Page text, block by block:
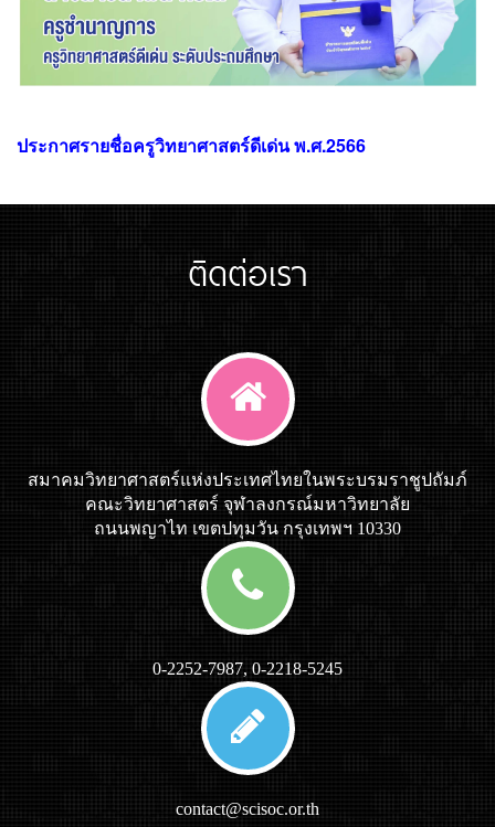
ประกาศรายชื่อครูวิทยาศาสตร์ดีเด่น พ.ศ.2566
ติดต่อเรา
สมาคมวิทยาศาสตร์แห่งประเทศไทยในพระบรมราชูปถัมภ์
คณะวิทยาศาสตร์ จุฬาลงกรณ์มหาวิทยาลัย
ถนนพญาไท เขตปทุมวัน กรุงเทพฯ 10330
0-2252-7987, 0-2218-5245
contact@scisoc.or.th